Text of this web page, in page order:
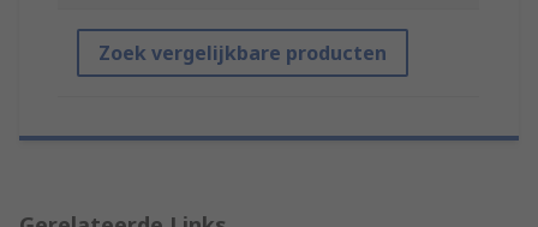
Zoek vergelijkbare producten